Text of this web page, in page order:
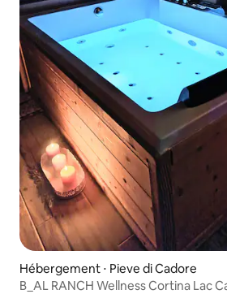
Hébergement ⋅ Pieve di Cadore
B_AL RANCH Wellness Cortina Lac